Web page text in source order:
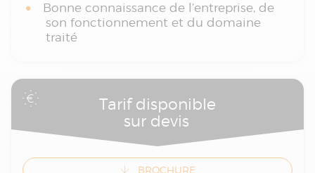
Bonne connaissance de l’entreprise, de
son fonctionnement et du domaine
traité
Tarif disponible
sur devis
BROCHURE